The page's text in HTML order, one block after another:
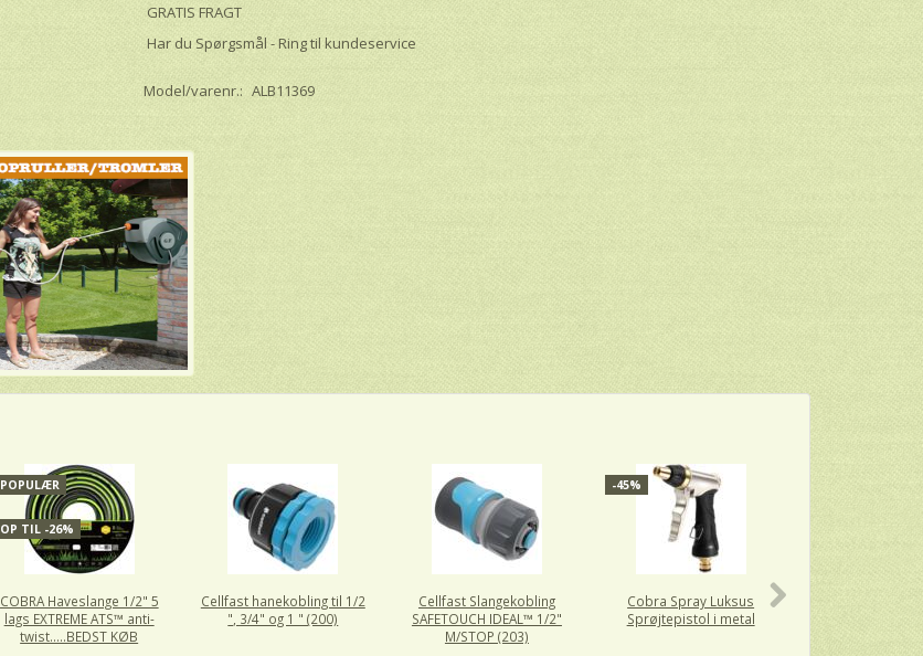
GRATIS FRAGT
Har du Spørgsmål - Ring til kundeservice
Model/varenr.: ALB11369
POPULÆR
OP TIL -26%
COBRA Haveslange 1/2" 5
lags EXTREME ATS™ anti-
twist.....BEDST KØB
Cellfast hanekobling til 1/2
", 3/4" og 1 " (200)
Cellfast Slangekobling
SAFETOUCH IDEAL™ 1/2"
M/STOP (203)
-45%
Cobra Spray Luksus
Sprøjtepistol i metal
NITO 1"
slangespids i